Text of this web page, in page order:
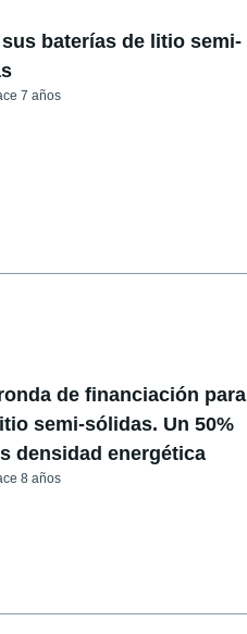
baterías de litio semi-
7 años
de financiación para
semi-sólidas. Un 50%
densidad energética
8 años